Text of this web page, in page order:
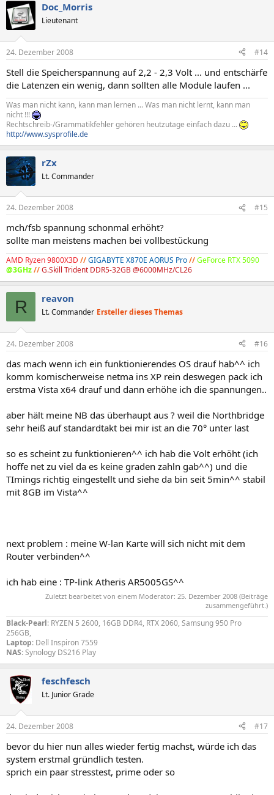
Doc_Morris
Lieutenant
24. Dezember 2008 #14
Stell die Speicherspannung auf 2,2 - 2,3 Volt ... und entschärfe
die Latenzen ein wenig, dann sollten alle Module laufen ...
Was man nicht kann, kann man lernen ... Was man nicht lernt, kann man
nicht !!!
Rechtschreib-/Grammatikfehler gehören heutzutage einfach dazu ...
http://www.sysprofile.de
rZx
Lt. Commander
24. Dezember 2008 #15
mch/fsb spannung schonmal erhöht?
sollte man meistens machen bei vollbestückung
AMD Ryzen 9800X3D //GIGABYTE X870E AORUS Pro//GeForce RTX 5090
@3GHz//G.Skill Trident DDR5-32GB @6000MHz/CL26
R reavon
Lt. Commander Ersteller dieses Themas
24. Dezember 2008 #16
das mach wenn ich ein funktionierendes OS drauf hab^^ ich
komm komischerweise netma ins XP rein deswegen pack ich
erstma Vista x64 drauf und dann erhöhe ich die spannungen..
aber hält meine NB das überhaupt aus ? weil die Northbridge
sehr heiß auf standardtakt bei mir ist an die 70° unter last
so es scheint zu funktionieren^^ ich hab die Volt erhöht (ich
hoffe net zu viel da es keine graden zahln gab^^) und die
TImings richtig eingestellt und siehe da bin seit 5min^^ stabil
mit 8GB im Vista^^
next problem : meine W-lan Karte will sich nicht mit dem
Router verbinden^^
ich hab eine : TP-link Atheris AR5005GS^^
Zuletzt bearbeitet von einem Moderator: 25. Dezember 2008 (Beiträge
zusammengeführt.)
Black-Pearl: RYZEN 5 2600, 16GB DDR4, RTX 2060, Samsung 950 Pro
256GB,
Laptop: Dell Inspiron 7559
NAS: Synology DS216 Play
feschfesch
Lt. Junior Grade
24. Dezember 2008 #17
bevor du hier nun alles wieder fertig machst, würde ich das
system erstmal gründlich testen.
sprich ein paar stresstest, prime oder so